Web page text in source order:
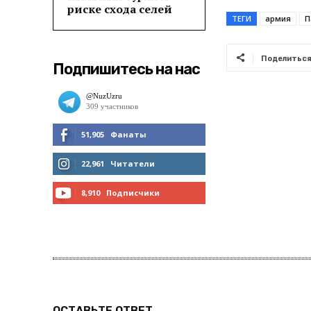
риске схода селей
Подпишитесь на нас
51,905 Фанаты
МНЕ НРАВИТСЯ
22,961 Читатели
8,910 Подписчики
ТЕГИ армия
Поделиться